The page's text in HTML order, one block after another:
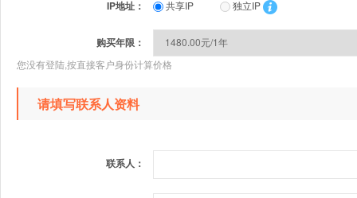
IP地址： 共享IP 独立IP
购买年限：
您没有登陆,按直接客户身份计算价格
请填写联系人资料
联系人：